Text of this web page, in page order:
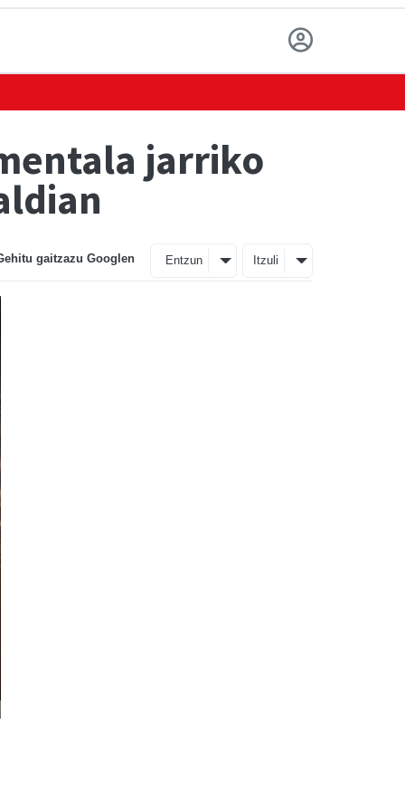
jarriko
gaitzazu Googlen Entzun Itzuli